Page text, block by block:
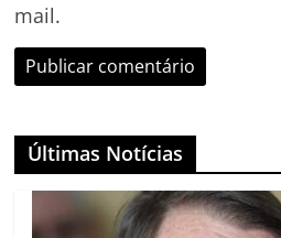
mail.
Últimas Notícias